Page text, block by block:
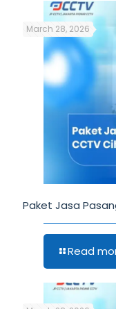
March 28, 2026
Paket Jasa
Read